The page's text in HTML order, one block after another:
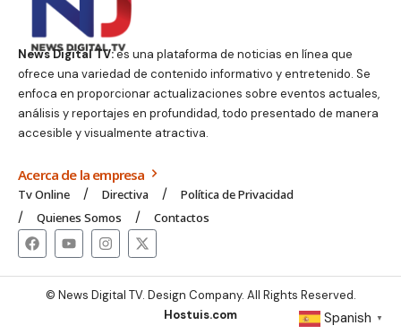
News Digital TV:es una plataforma de noticias en línea que
ofrece una variedad de contenido informativo y entretenido. Se
enfoca en proporcionar actualizaciones sobre eventos actuales,
análisis y reportajes en profundidad, todo presentado de manera
accesible y visualmente atractiva.
Acerca de la empresa
Tv Online Directiva
Política de Privacidad
Quienes Somos
Contactos
© News Digital TV. Design Company. All Rights Reserved.
Hostuis.com
Spanish ▼